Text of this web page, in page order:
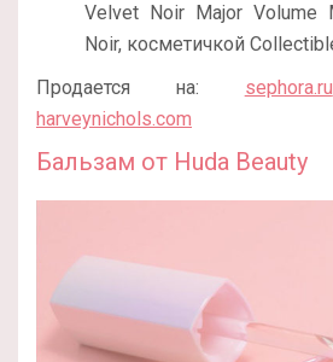
Velvet Noir Major Volume
Noir, косметичкой
Продается на: sephora.ru
harveynichols.com
Бальзам от Huda Beauty